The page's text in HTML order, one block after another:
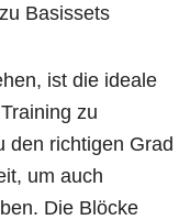
Basissets
ist die ideale
zu
den richtigen Grad
um auch
Die Blöcke